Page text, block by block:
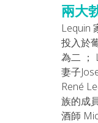
兩大
Lequin
投入於
為二 ；
妻子
René
族的成
酒師